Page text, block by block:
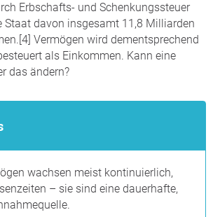
Erbschafts- und Schenkungssteuer
Staat davon insgesamt 11,8 Milliarden
Vermögen wird dementsprechend
als Einkommen. Kann eine
das ändern?
wachsen meist kontinuierlich,
– sie sind eine dauerhafte,